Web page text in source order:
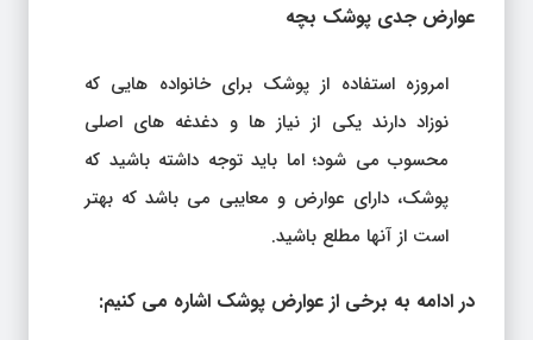
عوارض جدی پوشک بچه
امروزه استفاده از پوشک برای خانواده هایی که
نوزاد دارند یکی از نیاز ها و دغدغه های اصلی
محسوب می شود؛ اما باید توجه داشته باشید که
پوشک، دارای عوارض و معایبی می باشد که بهتر
است از آنها مطلع باشید.
در ادامه به برخی از عوارض پوشک اشاره می کنیم: